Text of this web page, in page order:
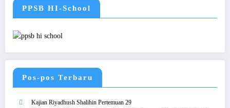
PPSB HI-School
Pos-pos Terbaru
Kajian Riyadhush Shalihin Pertemuan 29